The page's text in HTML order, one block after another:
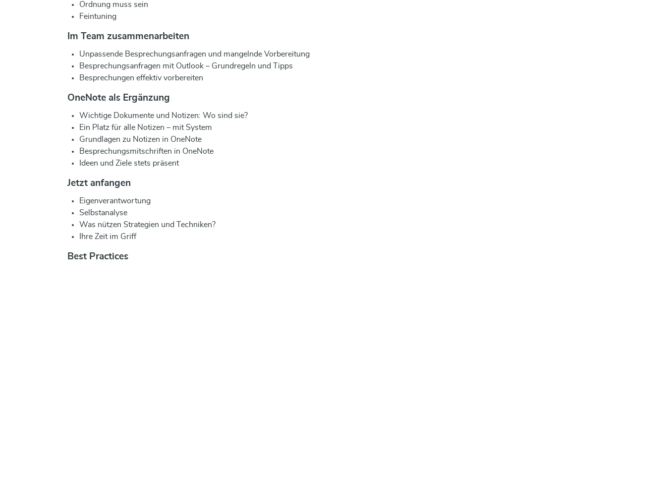
Ordnung muss sein
Feintuning
Im Team zusammenarbeiten
Unpassende Besprechungsanfragen und mangelnde Vorbereitung
Besprechungsanfragen mit Outlook – Grundregeln und Tipps
Besprechungen effektiv vorbereiten
OneNote als Ergänzung
Wichtige Dokumente und Notizen: Wo sind sie?
Ein Platz für alle Notizen – mit System
Grundlagen zu Notizen in OneNote
Besprechungsmitschriften in OneNote
Ideen und Ziele stets präsent
Jetzt anfangen
Eigenverantwortung
Selbstanalyse
Was nützen Strategien und Techniken?
Ihre Zeit im Griff
Best Practices